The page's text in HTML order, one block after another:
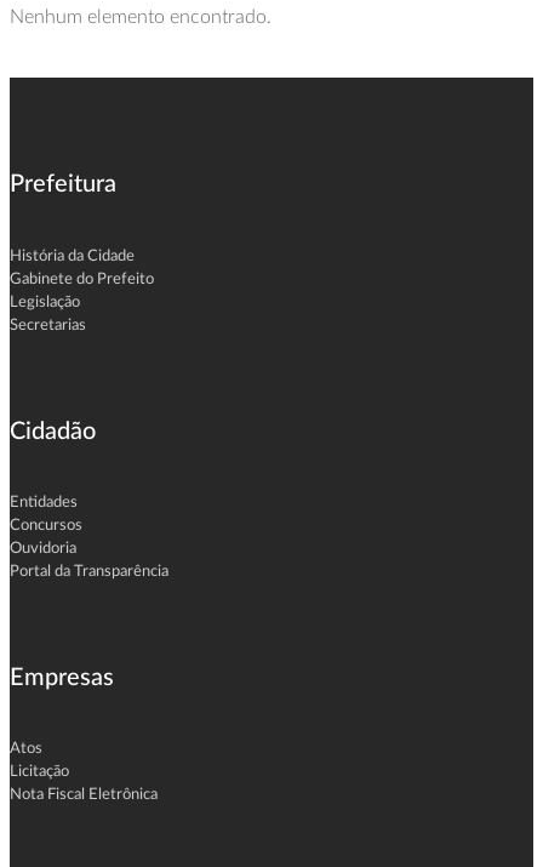
Nenhum elemento encontrado.
Prefeitura
História da Cidade
Gabinete do Prefeito
Legislação
Secretarias
Cidadão
Entidades
Concursos
Ouvidoria
Portal da Transparência
Empresas
Atos
Licitação
Nota Fiscal Eletrônica